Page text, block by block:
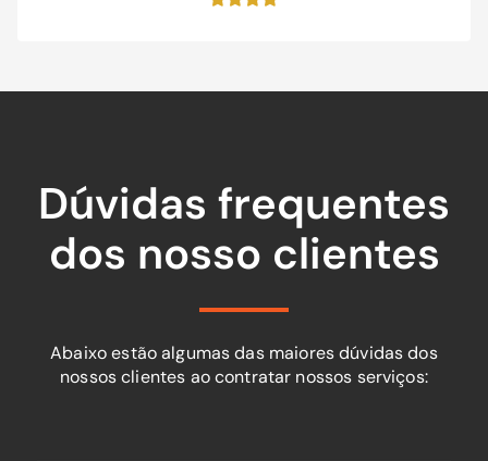
Dúvidas frequentes
dos nosso clientes
Abaixo estão algumas das maiores dúvidas dos
nossos clientes ao contratar nossos serviços: